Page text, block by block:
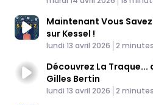
Maintenant Vous
sur Kessel !
Published At
lundi 13 avril 2026 Time
2 minutes
Découvrez La Traque... d'un punk en cavale,
Gilles Bertin
Published At
lundi 13 avril 2026 Time
2 minutes